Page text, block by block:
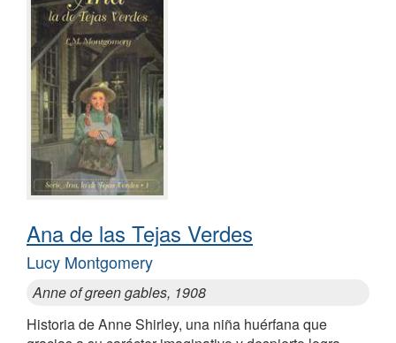
Ana de las Tejas Verdes
Lucy Montgomery
Anne of green gables, 1908
Historia de Anne Shirley, una niña huérfana que